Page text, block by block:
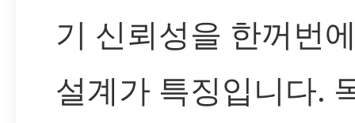
기 신뢰성을 한꺼번
설계가 특징입니다.